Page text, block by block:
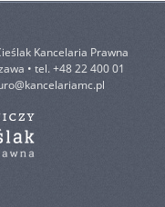
Kancelaria Prawna
• tel. +48 22 400 01